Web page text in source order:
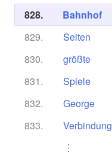
828.
Bahnhof
829.
Seiten
830.
größte
831.
Spiele
832.
George
833.
Verbindung
⋮